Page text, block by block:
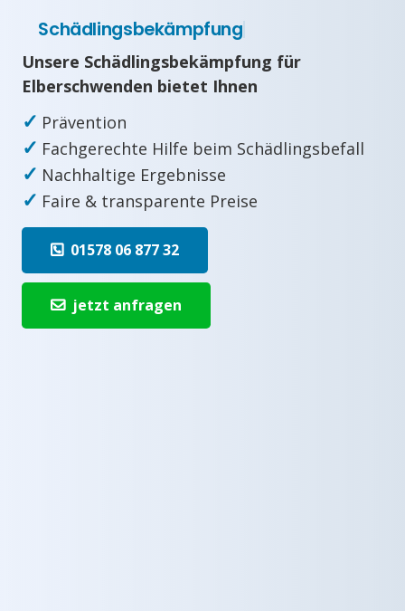
Schädlingsbekämpfung
Unsere Schädlingsbekämpfung für
Elberschwenden bietet Ihnen
✓ Prävention
✓ Fachgerechte Hilfe beim Schädlingsbefall
✓ Nachhaltige Ergebnisse
✓ Faire & transparente Preise
01578 06 877 32
jetzt anfragen